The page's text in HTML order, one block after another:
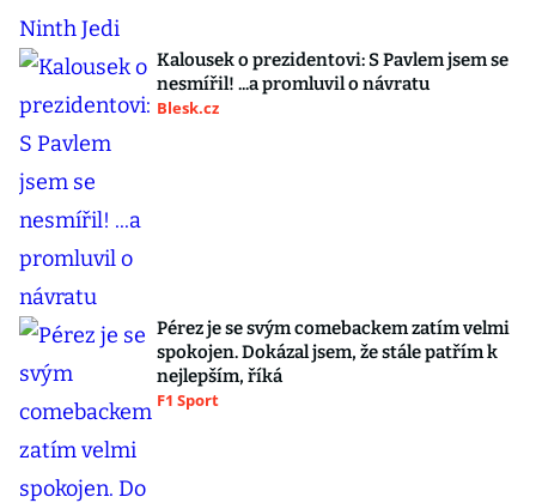
Kalousek o prezidentovi: S Pavlem jsem se
nesmířil! ...a promluvil o návratu
Blesk.cz
Pérez je se svým comebackem zatím velmi
spokojen. Dokázal jsem, že stále patřím k
nejlepším, říká
F1 Sport